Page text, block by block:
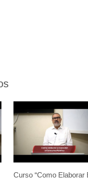
Curso “Como Elaborar